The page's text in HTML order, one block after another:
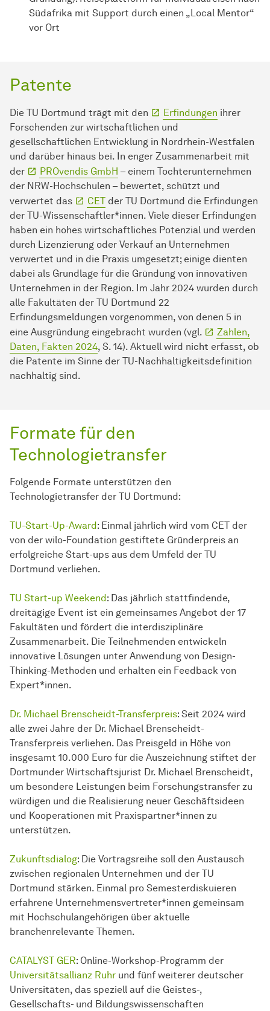
Südafrika mit Support durch einen „Local Mentor“
vor Ort
Patente
Die TU Dortmund trägt mit den Erfindungen ihrer
Forschenden zur wirtschaftlichen und
gesellschaftlichen Entwicklung in Nordrhein-Westfalen
und darüber hinaus bei. In enger Zusammenarbeit mit
der
PROvendis GmbH – einem Tochterunternehmen
der NRW-Hochschulen – bewertet, schützt und
verwertet das
CET der TU Dortmund die Erfindungen
der TU-Wissenschaftler*innen. Viele dieser Erfindungen
haben ein hohes wirtschaftliches Potenzial und werden
durch Lizenzierung oder Verkauf an Unternehmen
verwertet und in die Praxis umgesetzt; einige dienten
dabei als Grundlage für die Gründung von innovativen
Unternehmen in der Region. Im Jahr 2024 wurden durch
alle Fakultäten der TU Dortmund 22
Erfindungsmeldungen vorgenommen, von denen 5 in
eine Ausgründung eingebracht wurden (vgl.
Zahlen,
Daten, Fakten 2024, S. 14). Aktuell wird nicht erfasst, ob
die Patente im Sinne der TU-Nachhaltigkeitsdefinition
nachhaltig sind.
Formate für den
Technologietransfer
Folgende Formate unterstützen den
Technologietransfer der TU Dortmund:
TU-Start-Up-Award : Einmal jährlich wird vom CET der
von der wilo-Foundation gestiftete Gründerpreis an
erfolgreiche Start-ups aus dem Umfeld der TU
Dortmund verliehen.
TU Start-up Weekend : Das jährlich stattfindende,
dreitägige Event ist ein gemeinsames Angebot der 17
Fakultäten und fördert die interdisziplinäre
Zusammenarbeit. Die Teilnehmenden entwickeln
innovative Lösungen unter Anwendung von Design-
Thinking-Methoden und erhalten ein Feedback von
Expert*innen.
Dr. Michael Brenscheidt-Transferpreis: Seit 2024 wird
alle zwei Jahre der Dr. Michael Brenscheidt-
Transferpreis verliehen. Das Preisgeld in Höhe von
insgesamt 10.000 Euro für die Auszeichnung stiftet der
Dortmunder Wirtschaftsjurist Dr. Michael Brenscheidt,
um besondere Leistungen beim Forschungstransfer zu
würdigen und die Realisierung neuer Geschäftsideen
und Kooperationen mit Praxispartner*innen zu
unterstützen.
Zukunftsdialog: Die Vortragsreihe soll den Austausch
zwischen regionalen Unternehmen und der TU
Dortmund stärken. Einmal pro Semesterdiskuieren
erfahrene Unternehmensvertreter*innen gemeinsam
mit Hochschulangehörigen über aktuelle
branchenrelevante Themen.
CATALYST GER: Online-Workshop-Programm der
Universitätsallianz Ruhr und fünf weiterer deutscher
Universitäten, das speziell auf die Geistes-,
Gesellschafts- und Bildungswissenschaften